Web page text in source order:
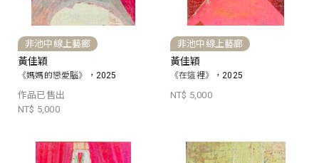
非池中線上藝廊
黃佳穎
《媽媽的戀愛腦》，2025
作品已售出
NT$ 5,000
非池中線上藝廊
黃佳穎
《在這裡》，2025
NT$ 5,000